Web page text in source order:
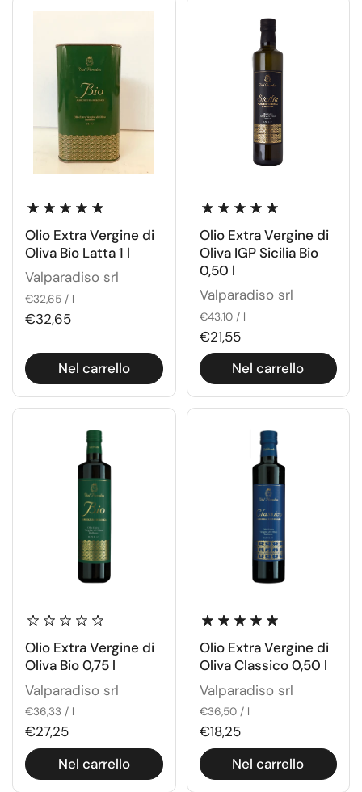
Olio Extra Vergine di
Oliva Bio Latta 1 l
Valparadiso srl
€32,65 / l
€32,65
Nel carrello
Olio Extra Vergine di
Oliva IGP Sicilia Bio
0,50 l
Valparadiso srl
€43,10 / l
€21,55
Nel carrello
Olio Extra Vergine di
Oliva Bio 0,75 l
Valparadiso srl
€36,33 / l
€27,25
Nel carrello
Olio Extra Vergine di
Oliva Classico 0,50 l
Valparadiso srl
€36,50 / l
€18,25
Nel carrello